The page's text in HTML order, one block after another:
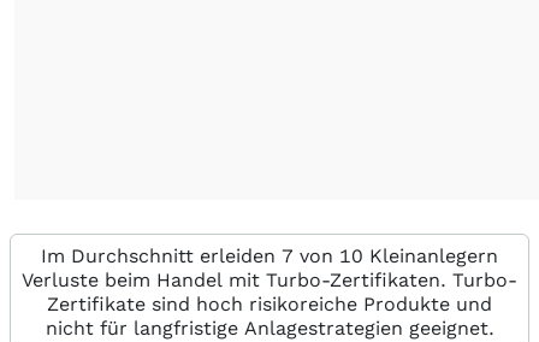
Im Durchschnitt erleiden 7 von 10 Kleinanlegern
Verluste beim Handel mit Turbo-Zertifikaten. Turbo-
Zertifikate sind hoch risikoreiche Produkte und
nicht für langfristige Anlagestrategien geeignet.